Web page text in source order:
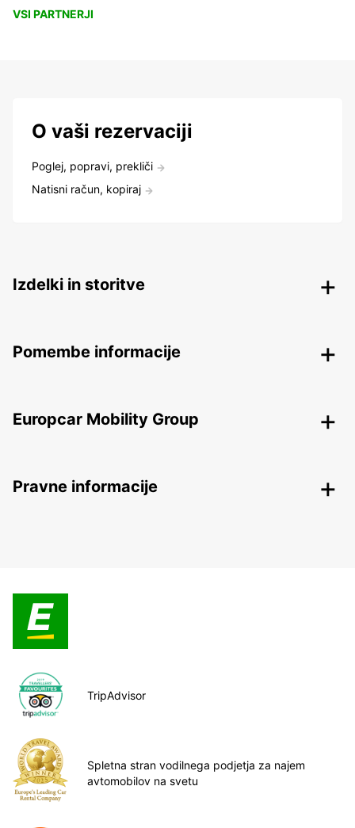
VSI PARTNERJI
O vaši rezervaciji
Poglej, popravi, prekliči
Natisni račun, kopiraj
Izdelki in storitve
Pomembe informacije
Europcar Mobility Group
Pravne informacije
TripAdvisor
Spletna stran vodilnega podjetja za najem
avtomobilov na svetu